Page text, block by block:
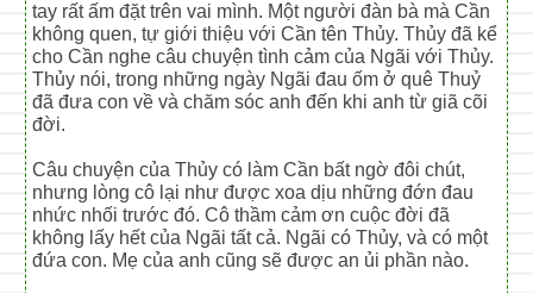
tay rất ấm đặt trên vai mình. Một người đàn bà mà Cần
không quen, tự giới thiệu với Cần tên Thủy. Thủy đã kể
cho Cần nghe câu chuyện tình cảm của Ngãi với Thủy.
Thủy nói, trong những ngày Ngãi đau ốm ở quê Thuỷ
đã đưa con về và chăm sóc anh đến khi anh từ giã cõi
đời.
Câu chuyện của Thủy có làm Cần bất ngờ đôi chút,
nhưng lòng cô lại như được xoa dịu những đớn đau
nhức nhối trước đó. Cô thầm cảm ơn cuộc đời đã
không lấy hết của Ngãi tất cả. Ngãi có Thủy, và có một
đứa con. Mẹ của anh cũng sẽ được an ủi phần nào.